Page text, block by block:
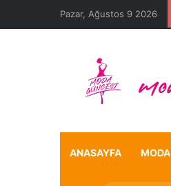
Pazar, Ağustos 9 2026
ANASAYFA MODA